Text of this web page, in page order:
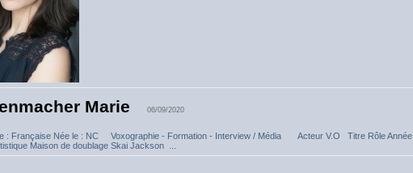
Marie 06/09/2020
: Française Née le : NC Voxographie - Formation - Interview / Média Acteur V.O Titre Rôle Année
Maison de doublage Skai Jackson ...